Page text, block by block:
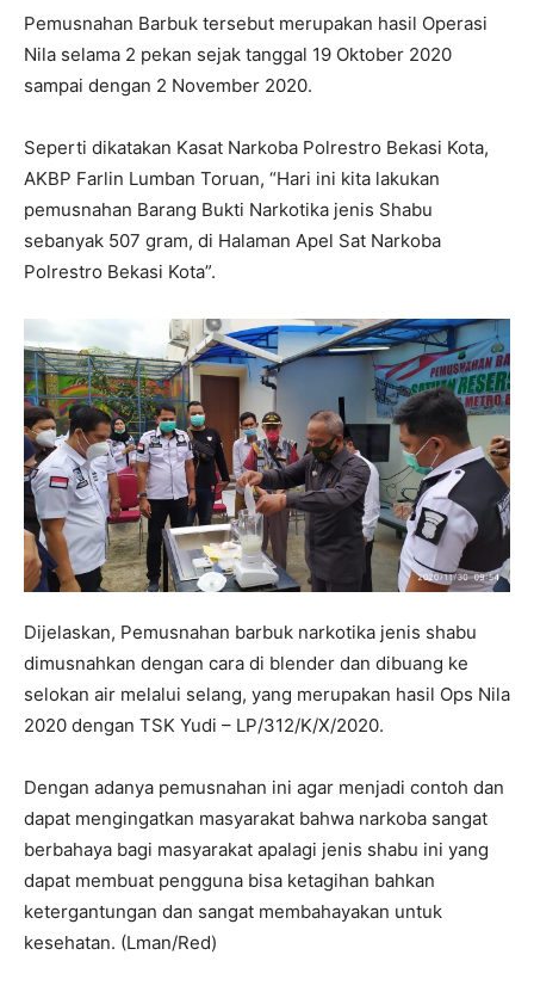
Pemusnahan Barbuk tersebut merupakan hasil Operasi
Nila selama 2 pekan sejak tanggal 19 Oktober 2020
sampai dengan 2 November 2020.
Seperti dikatakan Kasat Narkoba Polrestro Bekasi Kota,
AKBP Farlin Lumban Toruan, “Hari ini kita lakukan
pemusnahan Barang Bukti Narkotika jenis Shabu
sebanyak 507 gram, di Halaman Apel Sat Narkoba
Polrestro Bekasi Kota”.
Dijelaskan, Pemusnahan barbuk narkotika jenis shabu
dimusnahkan dengan cara di blender dan dibuang ke
selokan air melalui selang, yang merupakan hasil Ops Nila
2020 dengan TSK Yudi – LP/312/K/X/2020.
Dengan adanya pemusnahan ini agar menjadi contoh dan
dapat mengingatkan masyarakat bahwa narkoba sangat
berbahaya bagi masyarakat apalagi jenis shabu ini yang
dapat membuat pengguna bisa ketagihan bahkan
ketergantungan dan sangat membahayakan untuk
kesehatan. (Lman/Red)